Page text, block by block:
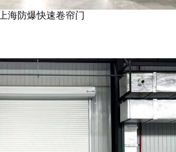
海防爆快速卷帘门